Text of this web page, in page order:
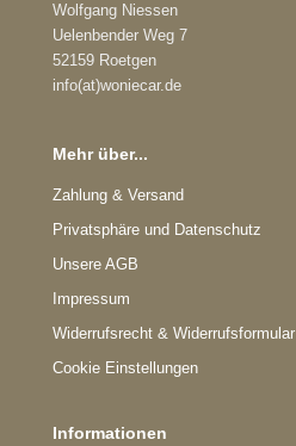
Wolfgang Niessen
Uelenbender Weg 7
52159 Roetgen
info(at)woniecar.de
Mehr über...
Zahlung & Versand
Privatsphäre und Datenschutz
Unsere AGB
Impressum
Widerrufsrecht & Widerrufsformular
Cookie Einstellungen
Informationen